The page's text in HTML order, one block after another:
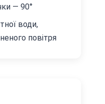
— 90°
води,
повітря